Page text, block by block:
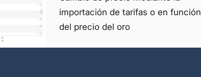
importación de tarifas o en función
del precio del oro